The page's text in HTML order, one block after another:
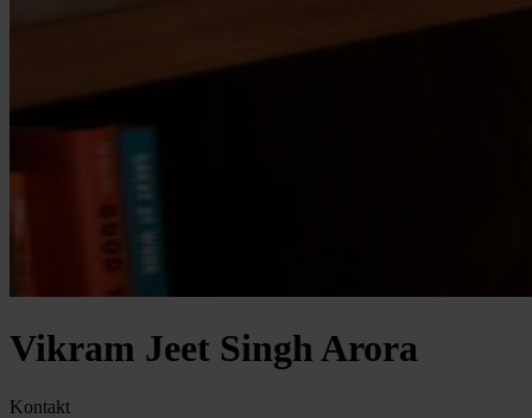
Vikram Jeet Singh Arora
Kontakt